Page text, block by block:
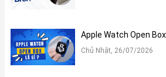
Apple Watch Open
Chủ Nhật, 26/07/2026